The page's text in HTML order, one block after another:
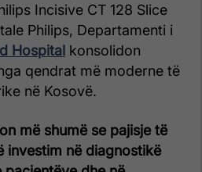
Incisive CT 128 Slice
Philips, Departamenti i
Hospital konsolidon
qendrat më moderne të
në Kosovë.
më shumë se pajisje të
investim në diagnostikë